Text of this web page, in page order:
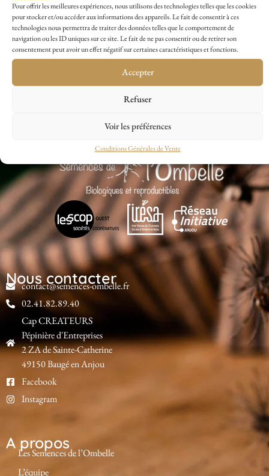
Pour offrir les meilleures expériences, nous utilisons des technologies telles que les cookies
pour stocker et/ou accéder aux informations des appareils. Le fait de consentir à ces
technologies nous permettra de traiter des données telles que le comportement de
navigation ou les ID uniques sur ce site. Le fait de ne pas consentir ou de retirer son
consentement peut avoir un effet négatif sur certaines caractéristiques et fonctions.
Accepter
Refuser
Voir les préférences
Conditions Générales de Vente
1 sachet cadeau dés 20€ d'achat
Nous contacter
contact@semences-ombelle.fr
02.41.82.89.40
Cap CREATEURS
Pépinière d'Entreprises
2 ZA de Sainte-Catherine
49150 Baugé en Anjou
Facebook
Instagram
A propos
Les Semences de l’Ombelle
L’équipe